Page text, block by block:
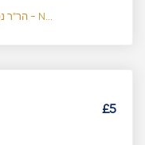
הר"ר נפתלי ברמ"א שלעזינגער - N...
£5